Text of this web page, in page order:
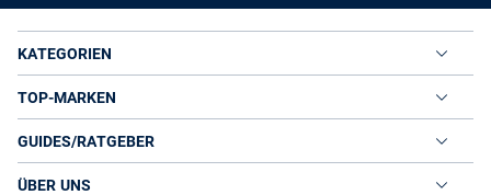
KATEGORIEN
TOP-MARKEN
GUIDES/RATGEBER
ÜBER UNS